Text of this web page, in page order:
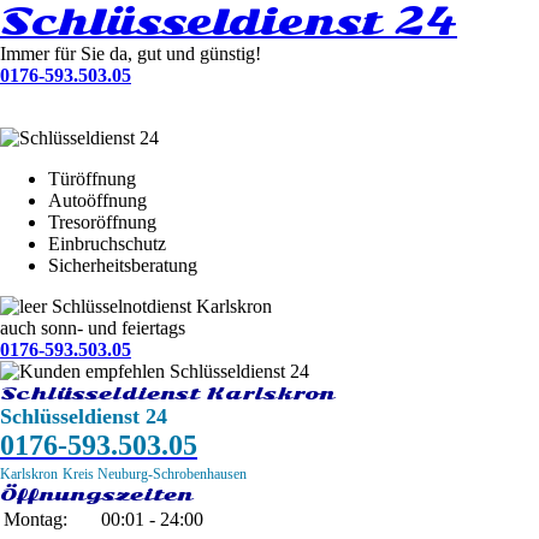
Schlüsseldienst 24
Immer für Sie da, gut und günstig!
0176-593.503.05
Türöffnung
Autoöffnung
Tresoröffnung
Einbruchschutz
Sicherheitsberatung
Schlüsselnotdienst Karlskron
auch sonn- und feiertags
0176-593.503.05
Schlüsseldienst Karlskron
Schlüsseldienst 24
0176-593.503.05
Karlskron Kreis Neuburg-Schrobenhausen
Öffnungszeiten
Montag:
00:01 - 24:00